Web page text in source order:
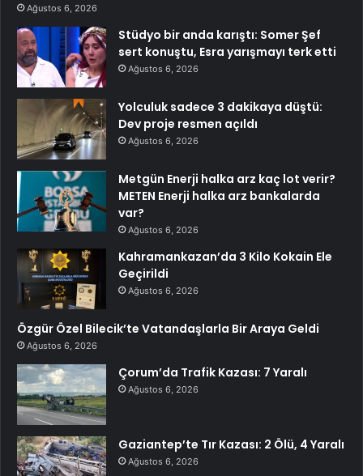
Ağustos 6, 2026
Stüdyo bir anda karıştı: Somer Şef
sert konuştu, Esra yarışmayı terk etti
Ağustos 6, 2026
Yolculuk sadece 3 dakikaya düştü:
Dev proje resmen açıldı
Ağustos 6, 2026
Metgün Enerji halka arz kaç lot verir?
METEN Enerji halka arz bankalarda
var?
Ağustos 6, 2026
Kahramankazan’da 3 Kilo Kokain Ele
Geçirildi
Ağustos 6, 2026
Özgür Özel Bilecik’te Vatandaşlarla Bir Araya Geldi
Ağustos 6, 2026
Çorum’da Trafik Kazası: 7 Yaralı
Ağustos 6, 2026
Gaziantep’te Tır Kazası: 2 Ölü, 4 Yaralı
Ağustos 6, 2026